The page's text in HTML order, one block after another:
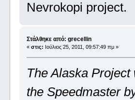
Nevrokopi project.
Στάλθηκε από: grecellin
« στις: Ιούλιος 25, 2011, 09:57:49 πμ »
The Alaska
the Speedmaster